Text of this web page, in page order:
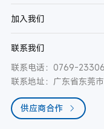
加入我们
联系我们
联系电话：0769-
联系地址：广东省东莞
供应商合作